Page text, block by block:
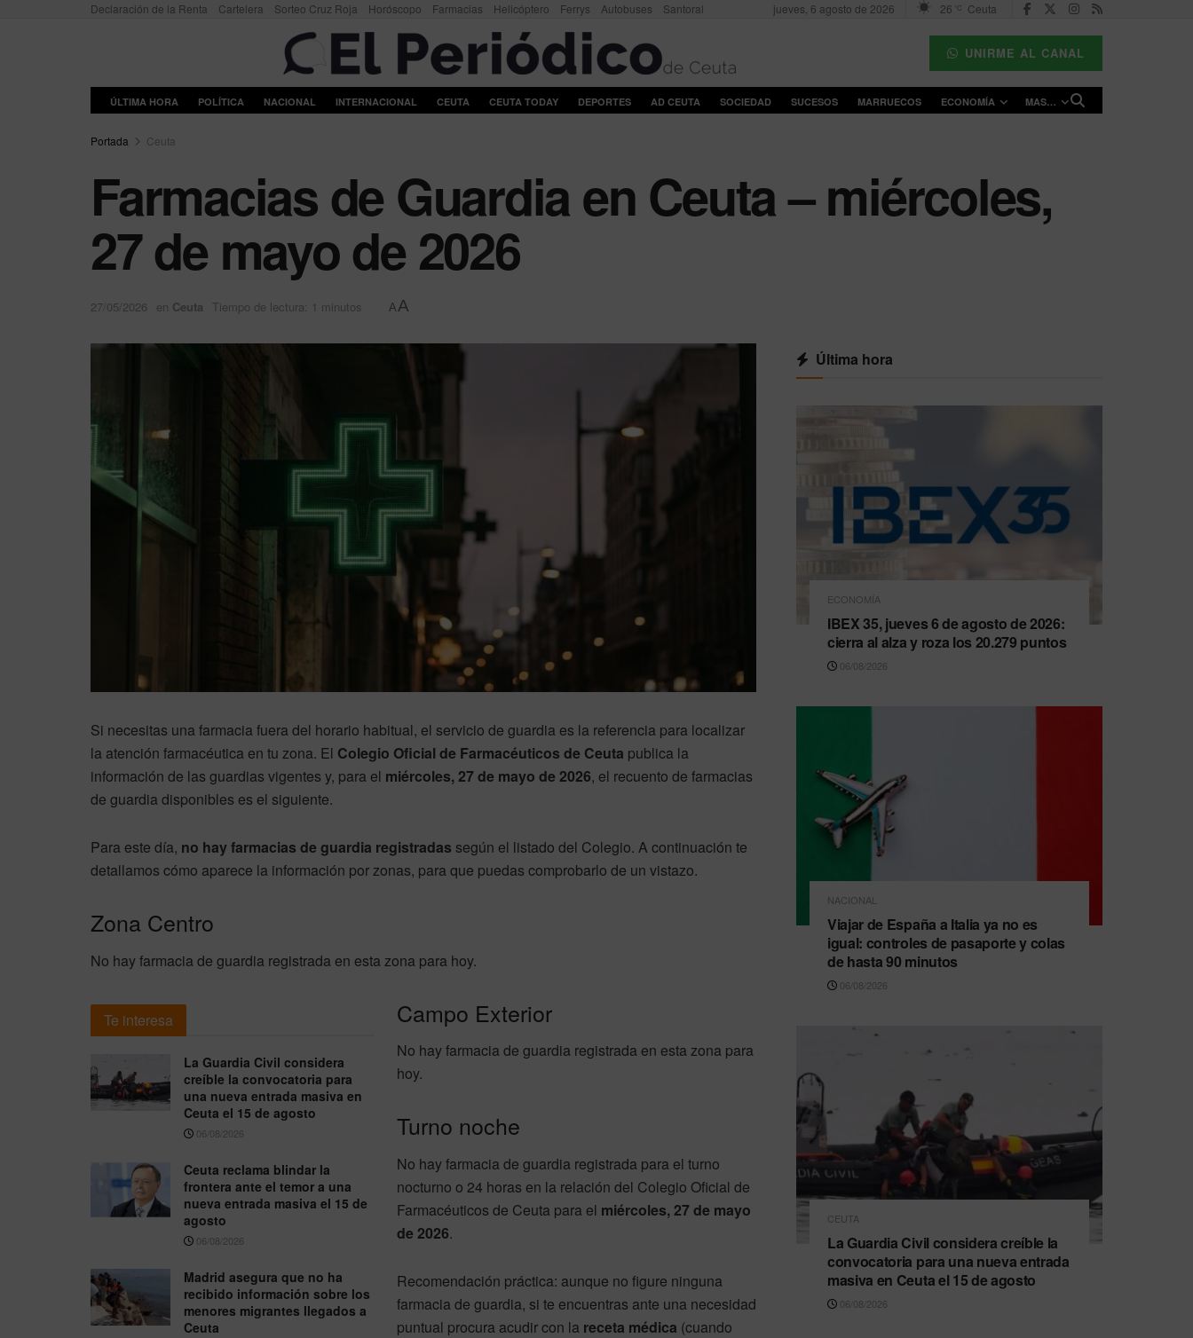
Declaración de la Renta Cartelera Sorteo Cruz Roja Horóscopo Farmacias Helicóptero Ferrys Autobuses Santoral jueves, 6 agosto de 2026 26 °C Ceuta
UNIRME AL CANAL
ÚLTIMA HORA POLÍTICA NACIONAL INTERNACIONAL CEUTA CEUTA TODAY DEPORTES AD CEUTA SOCIEDAD SUCESOS MARRUECOS ECONOMÍA MAS…
Portada Ceuta
Farmacias de Guardia en Ceuta – miércoles,
27 de mayo de 2026
27/05/2026 en Ceuta Tiempo de lectura: 1 minutos AA
Si necesitas una farmacia fuera del horario habitual, el servicio de guardia es la referencia para localizar
la atención farmacéutica en tu zona. El Colegio Oficial de Farmacéuticos de Ceuta publica la
información de las guardias vigentes y, para el miércoles, 27 de mayo de 2026, el recuento de farmacias
de guardia disponibles es el siguiente.
Para este día, no hay farmacias de guardia registradas según el listado del Colegio. A continuación te
detallamos cómo aparece la información por zonas, para que puedas comprobarlo de un vistazo.
Zona Centro
No hay farmacia de guardia registrada en esta zona para hoy.
Te interesa
La Guardia Civil considera
creíble la convocatoria para
una nueva entrada masiva en
Ceuta el 15 de agosto
06/08/2026
Ceuta reclama blindar la
frontera ante el temor a una
nueva entrada masiva el 15 de
agosto
06/08/2026
Madrid asegura que no ha
recibido información sobre los
menores migrantes llegados a
Ceuta
Campo Exterior
No hay farmacia de guardia registrada en esta zona para
hoy.
Turno noche
No hay farmacia de guardia registrada para el turno
nocturno o 24 horas en la relación del Colegio Oficial de
Farmacéuticos de Ceuta para el miércoles, 27 de mayo
de 2026.
Recomendación práctica: aunque no figure ninguna
farmacia de guardia, si te encuentras ante una necesidad
puntual procura acudir con la receta médica (cuando
Última hora
ECONOMÍA
IBEX 35, jueves 6 de agosto de 2026:
cierra al alza y roza los 20.279 puntos
06/08/2026
NACIONAL
Viajar de España a Italia ya no es
igual: controles de pasaporte y colas
de hasta 90 minutos
06/08/2026
CEUTA
La Guardia Civil considera creíble la
convocatoria para una nueva entrada
masiva en Ceuta el 15 de agosto
06/08/2026